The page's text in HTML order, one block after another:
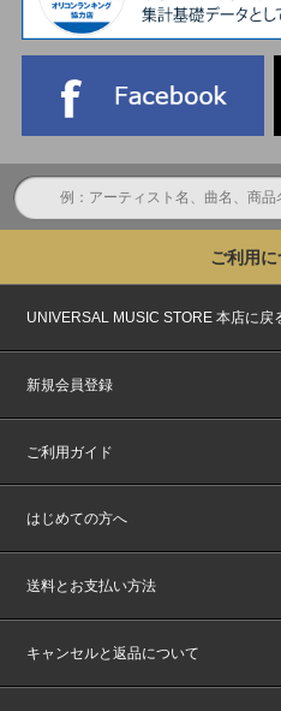
ご利用
UNIVERSAL MUSIC STORE 本店に戻
新規会員登録
ご利用ガイド
はじめての方へ
送料とお支払い方法
キャンセルと返品について